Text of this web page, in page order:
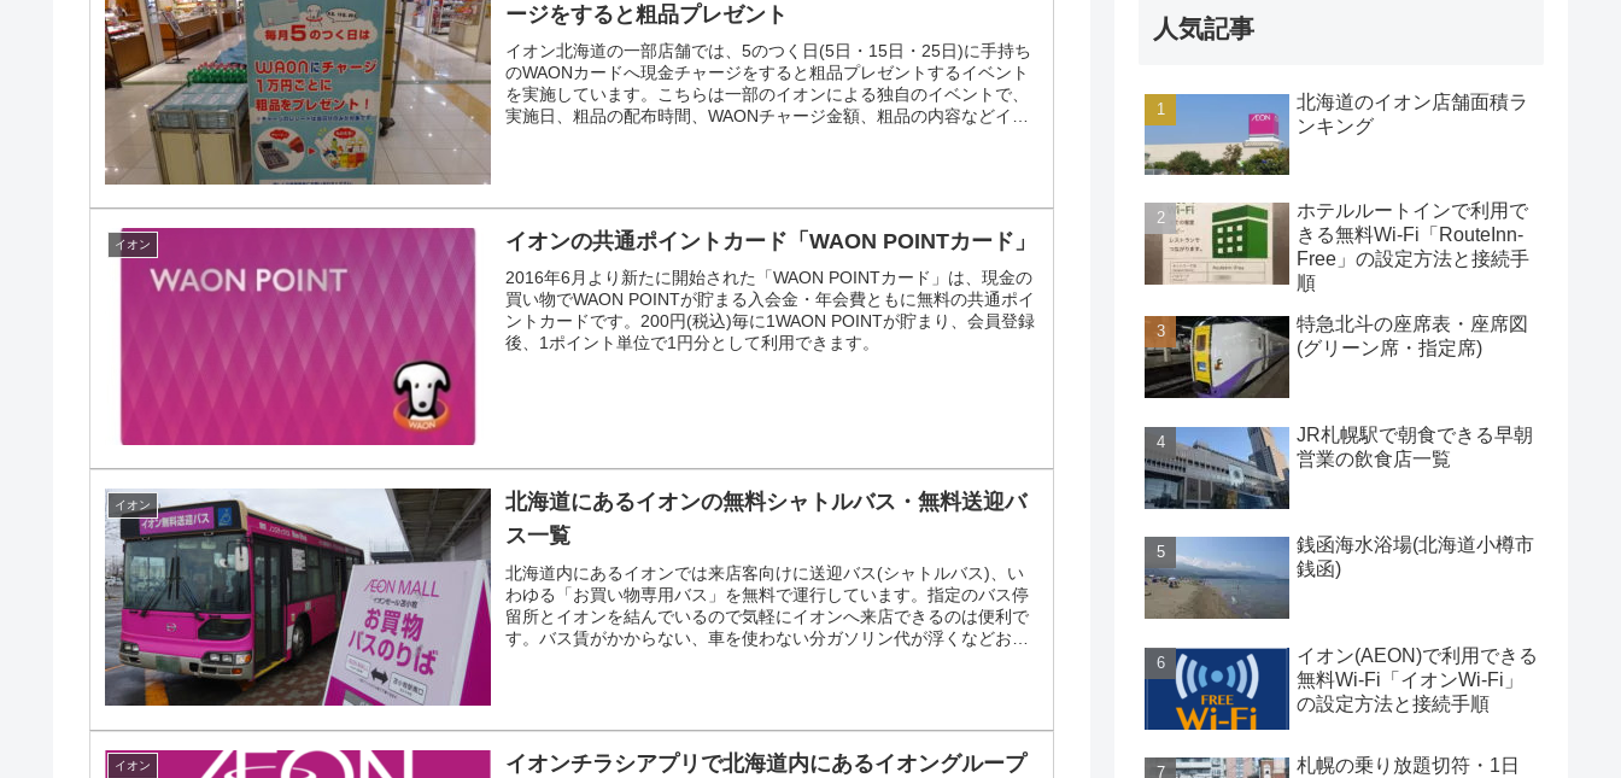
ージをすると粗品プレゼント
イオン北海道の一部店舗では、5のつく日(5日・15日・25日)に手持ち
のWAONカードへ現金チャージをすると粗品プレゼントするイベント
を実施しています。こちらは一部のイオンによる独自のイベントで、
実施日、粗品の配布時間、WAONチャージ金額、粗品の内容などイオ
イオン イオンの共通ポイントカード「WAON POINTカード」
2016年6月より新たに開始された「WAON POINTカード」は、現金の
買い物でWAON POINTが貯まる入会金・年会費ともに無料の共通ポイ
ントカードです。200円(税込)毎に1WAON POINTが貯まり、会員登録
後、1ポイント単位で1円分として利用できます。
イオン
北海道にあるイオンの無料シャトルバス・無料送迎バ
ス一覧
北海道内にあるイオンでは来店客向けに送迎バス(シャトルバス)、い
わゆる「お買い物専用バス」を無料で運行しています。指定のバス停
留所とイオンを結んでいるので気軽にイオンへ来店できるのは便利で
す。バス賃がかからない、車を使わない分ガソリン代が浮くなどお得
イオン
イオンチラシアプリで北海道内にあるイオングループ
人気記事
北海道のイオン店舗面積ラ
ンキング
ホテルルートインで利用で
きる無料Wi-Fi「RouteInn-
Free」の設定方法と接続手
順
特急北斗の座席表・座席図
(グリーン席・指定席)
JR札幌駅で朝食できる早朝
営業の飲食店一覧
銭函海水浴場(北海道小樽市
銭函)
イオン(AEON)で利用できる
無料Wi-Fi「イオンWi-Fi」
の設定方法と接続手順
札幌の乗り放題切符・1日